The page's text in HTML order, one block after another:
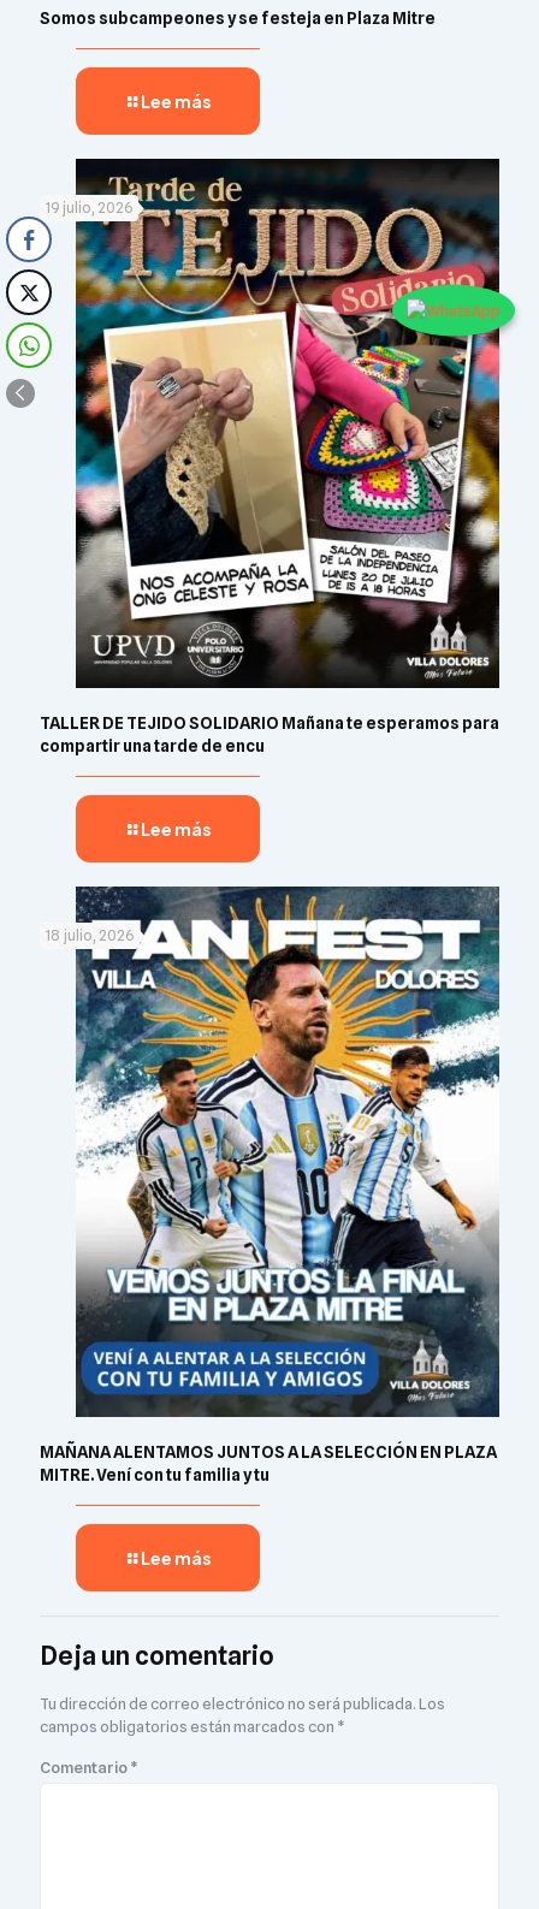
Somos subcampeones y se festeja en Plaza Mitre
Lee más
19 julio, 2026
TALLER DE TEJIDO SOLIDARIO Mañana te esperamos para
compartir una tarde de encu
Lee más
18 julio, 2026
MAÑANA ALENTAMOS JUNTOS A LA SELECCIÓN EN PLAZA
MITRE. Vení con tu familia y tu
Lee más
Deja un comentario
Tu dirección de correo electrónico no será publicada.Los
campos obligatorios están marcados con *
Comentario*